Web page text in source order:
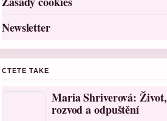
Newsletter
CTETE TAKE
Maria Shriverová: Život,
rozvod a odpuštění